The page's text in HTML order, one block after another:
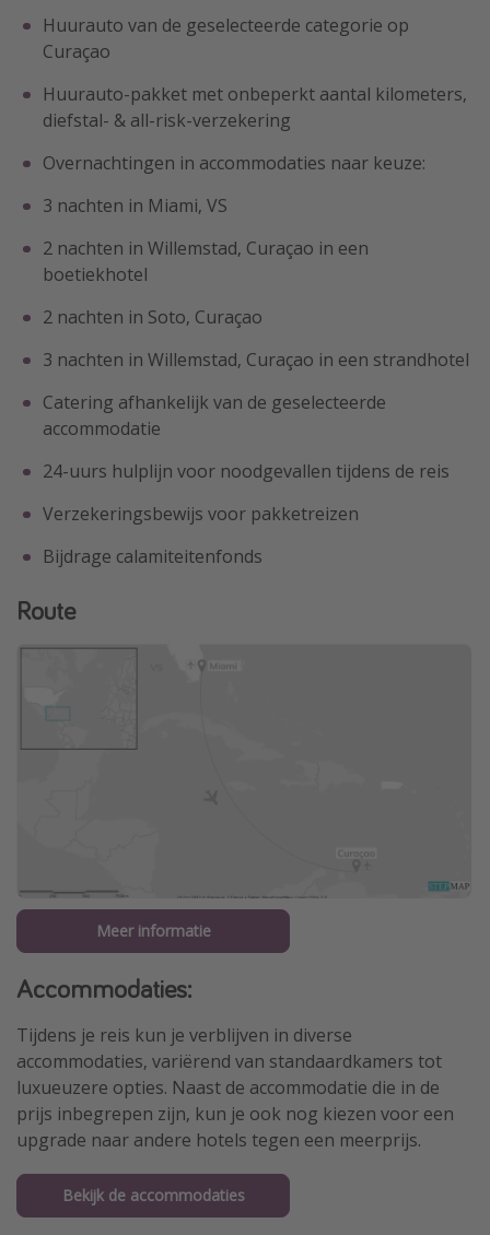
Huurauto van de geselecteerde categorie op
Curaçao
Huurauto-pakket met onbeperkt aantal kilometers,
diefstal- & all-risk-verzekering
Overnachtingen in accommodaties naar keuze:
3 nachten in Miami, VS
2 nachten in Willemstad, Curaçao in een
boetiekhotel
2 nachten in Soto, Curaçao
3 nachten in Willemstad, Curaçao in een strandhotel
Catering afhankelijk van de geselecteerde
accommodatie
24-uurs hulplijn voor noodgevallen tijdens de reis
Verzekeringsbewijs voor pakketreizen
Bijdrage calamiteitenfonds
Route
Meer informatie
Accommodaties:
Tijdens je reis kun je verblijven in diverse
accommodaties, variërend van standaardkamers tot
luxueuzere opties. Naast de accommodatie die in de
prijs inbegrepen zijn, kun je ook nog kiezen voor een
upgrade naar andere hotels tegen een meerprijs.
Bekijk de accommodaties